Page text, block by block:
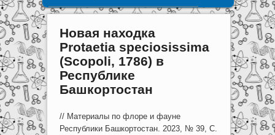
Новая находка
Protaetia speciosissima
(Scopoli, 1786) в
Республике
Башкортостан
// Материалы по флоре и фауне
Республики Башкортостан. 2023, № 39, С.